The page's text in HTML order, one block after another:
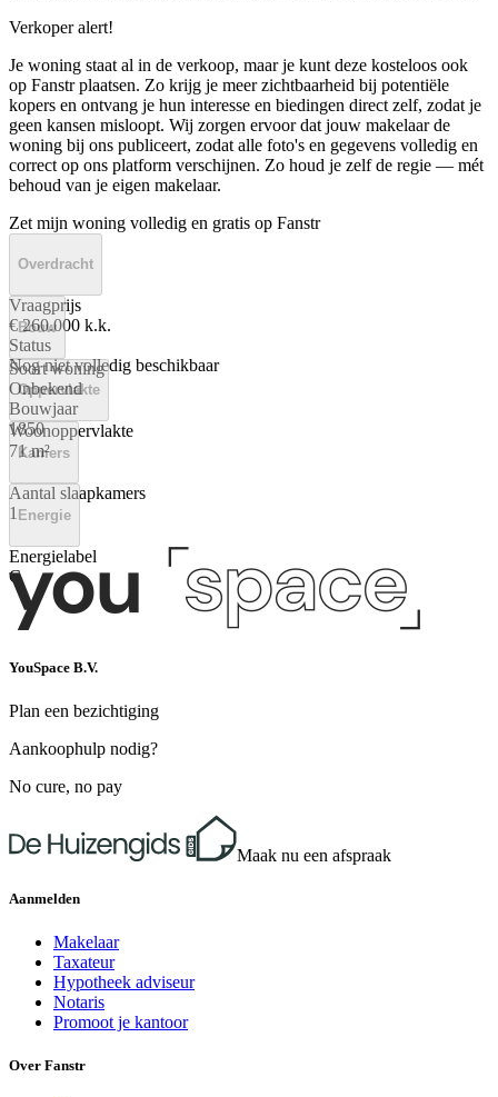
Verkoper alert!
Je woning staat al in de verkoop, maar je kunt deze kosteloos ook
op Fanstr plaatsen. Zo krijg je meer zichtbaarheid bij potentiële
kopers en ontvang je hun interesse en biedingen direct zelf, zodat je
geen kansen misloopt. Wij zorgen ervoor dat jouw makelaar de
woning bij ons publiceert, zodat alle foto's en gegevens volledig en
correct op ons platform verschijnen. Zo houd je zelf de regie — mét
behoud van je eigen makelaar.
Zet mijn woning volledig en gratis op Fanstr
Overdracht
Vraagprijs
€ 260.000 k.k.
Status
Nog niet volledig beschikbaar
Bouw
Soort woning
Onbekend
Bouwjaar
1850
Oppervlakte
Woonoppervlakte
71 m²
Kamers
Aantal slaapkamers
1 Energie
Energielabel
C
YouSpace B.V.
Plan een bezichtiging
Aankoophulp nodig?
No cure, no pay
Maak nu een afspraak
Aanmelden
Makelaar
Taxateur
Hypotheek adviseur
Notaris
Promoot je kantoor
Over Fanstr